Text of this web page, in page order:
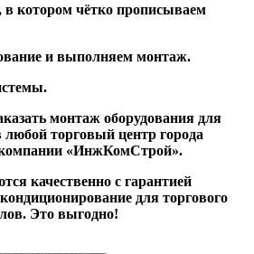
в котором чётко прописываем
и выполняем монтаж.
монтаж оборудования для
торговый центр города
«ИнжКомСтрой».
качественно с гарантией
для торгового
Это выгодно!